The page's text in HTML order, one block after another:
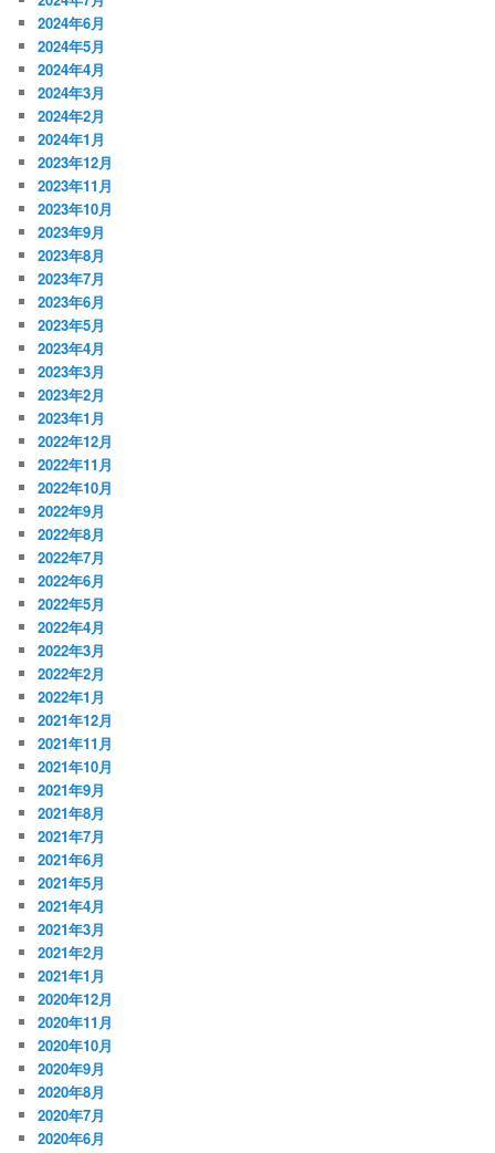
2024年6月
2024年5月
2024年4月
2024年3月
2024年2月
2024年1月
2023年12月
2023年11月
2023年10月
2023年9月
2023年8月
2023年7月
2023年6月
2023年5月
2023年4月
2023年3月
2023年2月
2023年1月
2022年12月
2022年11月
2022年10月
2022年9月
2022年8月
2022年7月
2022年6月
2022年5月
2022年4月
2022年3月
2022年2月
2022年1月
2021年12月
2021年11月
2021年10月
2021年9月
2021年8月
2021年7月
2021年6月
2021年5月
2021年4月
2021年3月
2021年2月
2021年1月
2020年12月
2020年11月
2020年10月
2020年9月
2020年8月
2020年7月
2020年6月